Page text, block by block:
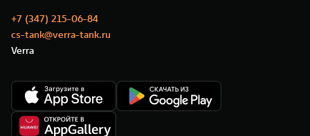
+7 (347) 215-06-84
cs-tank@verra-tank.ru
Verra